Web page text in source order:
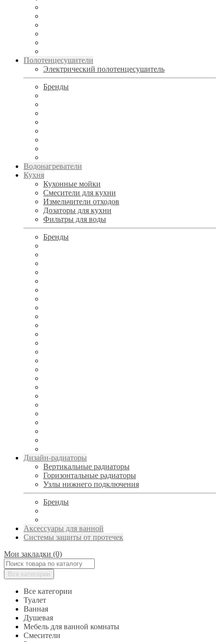
Полотенцесушители
Электрический полотенцесушитель
Бренды
Водонагреватели
Кухня
Кухонные мойки
Смесители для кухни
Измельчители отходов
Дозаторы для кухни
Фильтры для воды
Бренды
Дизайн-радиаторы
Вертикальные радиаторы
Горизонтальные радиаторы
Узлы нижнего подключения
Бренды
Аксессуары для ванной
Системы защиты от протечек
Мои закладки (0)
Все категории
Все категории
Туалет
Ванная
Душевая
Мебель для ванной комнаты
Смесители